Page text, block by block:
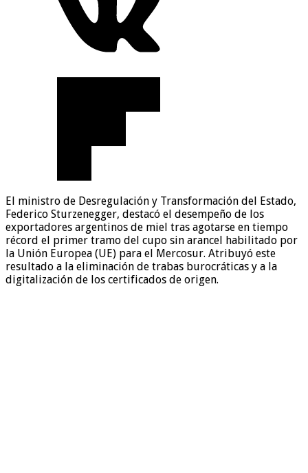
El ministro de Desregulación y Transformación del Estado,
Federico Sturzenegger, destacó el desempeño de los
exportadores argentinos de miel tras agotarse en tiempo
récord el primer tramo del cupo sin arancel habilitado por
la Unión Europea (UE) para el Mercosur. Atribuyó este
resultado a la eliminación de trabas burocráticas y a la
digitalización de los certificados de origen.